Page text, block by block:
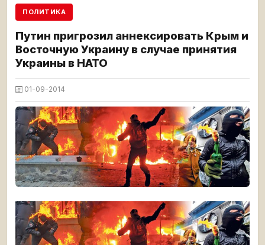
ПОЛИТИКА
Путин пригрозил аннексировать Крым и
Восточную Украину в случае принятия
Украины в НАТО
01-09-2014